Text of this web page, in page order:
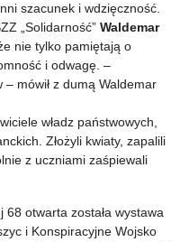
szacunek i wdzięczność.
„Solidarność” Waldemar
nie tylko pamiętają o
i odwagę. –
mówił z dumą Waldemar
władz państwowych,
Złożyli kwiaty, zapalili
z uczniami zaśpiewali
otwarta została wystawa
i Konspiracyjne Wojsko